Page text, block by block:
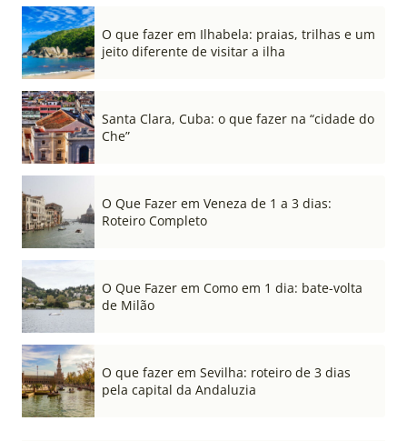
O que fazer em Ilhabela: praias, trilhas e um
jeito diferente de visitar a ilha
Santa Clara, Cuba: o que fazer na “cidade do
Che”
O Que Fazer em Veneza de 1 a 3 dias:
Roteiro Completo
O Que Fazer em Como em 1 dia: bate-volta
de Milão
O que fazer em Sevilha: roteiro de 3 dias
pela capital da Andaluzia